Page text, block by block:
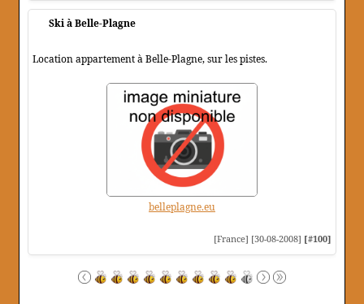
Ski à Belle-Plagne
Location appartement à Belle-Plagne, sur les pistes.
belleplagne.eu
[France] [30-08-2008] [#100]